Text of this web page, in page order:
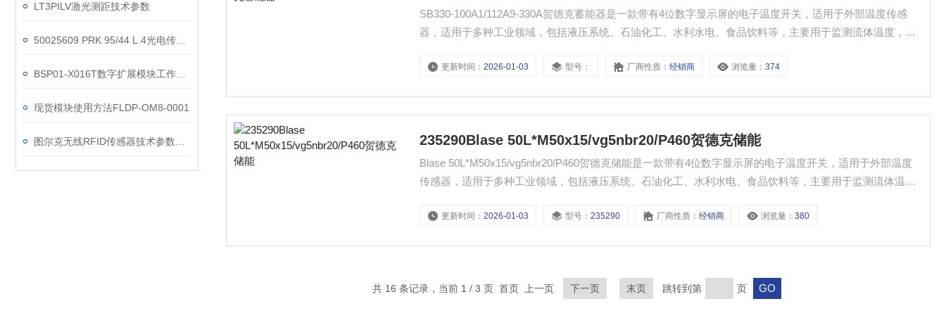
LT3PILV激光测距技术参数
现货模块使用方法FLDP-OM8-0001
SB330-100A1/112A9-330A贺德克蓄能器是一款带有4位数字显示屏的电子温度开关，适用于外部温度传感
器，适用于多种工业领域，包括液压系统、石油化工、水利水电、食品饮料等，主要用于监测流体温度，确
更新时间：2026-01-03 型号： 厂商性质：经销商 浏览量：374
235290Blase 50L*M50x15/vg5nbr20/P460贺德克储能
Blase 50L*M50x15/vg5nbr20/P460贺德克储能是一款带有4位数字显示屏的电子温度开关，适用于外部温度
传感器，适用于多种工业领域，包括液压系统、石油化工、水利水电、食品饮料等，主要用于监测流体温
更新时间：2026-01-03 型号：235290 厂商性质：经销商 浏览量：380
共 16 条记录，当前 1 / 3 页 首页 上一页 下一页 末页 跳转到第 页